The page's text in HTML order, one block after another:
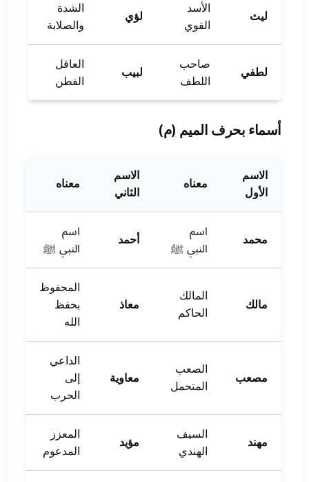
ليث
الأسد
القوي
لؤي
الشدة
والصلابة
لطفي
صاحب
اللطف
لبيب
العاقل
الفطن
أسماء بحرف الميم (م)
الاسم
الأول
معناه
الاسم
الثاني
معناه
محمد
اسم
النبي ﷺ
أحمد
اسم
النبي ﷺ
مالك
المالك
الحاكم
معاذ
المحفوظ
بحفظ
الله
مصعب
الصعب
المتحمل
معاوية
الداعي
إلى
الحرب
مهند
السيف
الهندي
مؤيد
المعزز
المدعوم